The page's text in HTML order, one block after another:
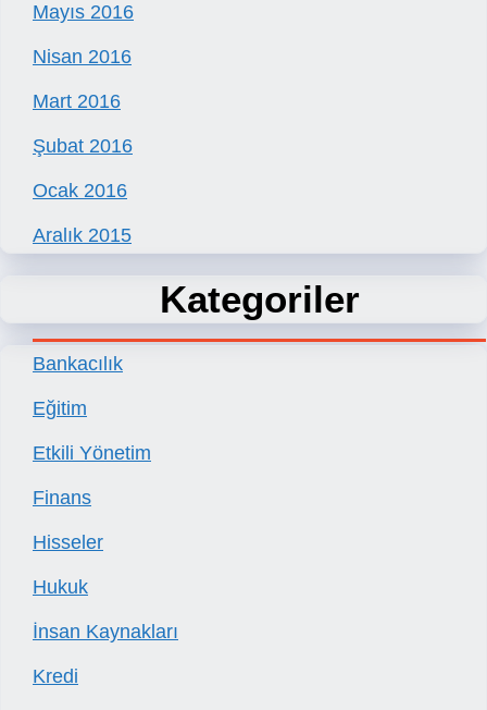
Mayıs 2016
Nisan 2016
Mart 2016
Şubat 2016
Ocak 2016
Aralık 2015
Kategoriler
Bankacılık
Eğitim
Etkili Yönetim
Finans
Hisseler
Hukuk
İnsan Kaynakları
Kredi